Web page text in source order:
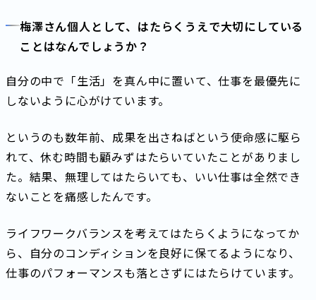
梅澤さん個人として、はたらくうえで大切にしている
ことはなんでしょうか？
自分の中で「生活」を真ん中に置いて、仕事を最優先に
しないように心がけています。
というのも数年前、成果を出さねばという使命感に駆ら
れて、休む時間も顧みずはたらいていたことがありまし
た。結果、無理してはたらいても、いい仕事は全然でき
ないことを痛感したんです。
ライフワークバランスを考えてはたらくようになってか
ら、自分のコンディションを良好に保てるようになり、
仕事のパフォーマンスも落とさずにはたらけています。